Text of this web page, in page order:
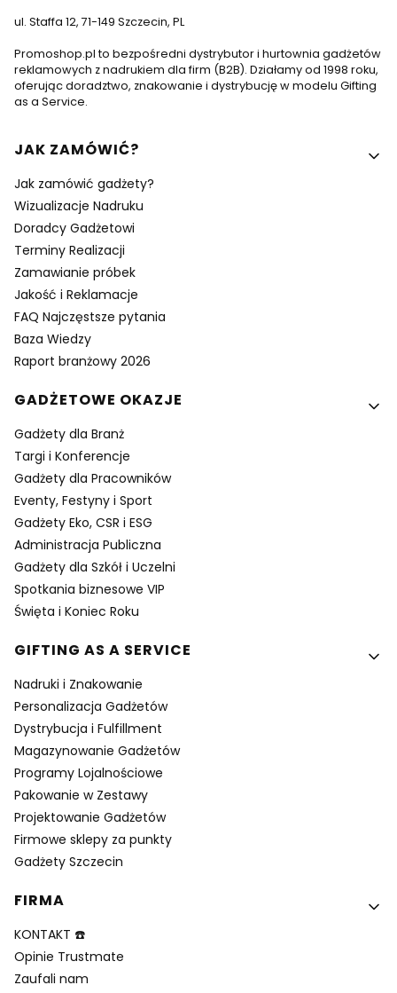
ul. Staffa 12, 71-149 Szczecin, PL
Promoshop.pl to bezpośredni dystrybutor i hurtownia gadżetów
reklamowych z nadrukiem dla firm (B2B). Działamy od 1998 roku,
oferując doradztwo, znakowanie i dystrybucję w modelu Gifting
as a Service.
Linki w stopce
JAK ZAMÓWIĆ?
Jak zamówić gadżety?
Wizualizacje Nadruku
Doradcy Gadżetowi
Terminy Realizacji
Zamawianie próbek
Jakość i Reklamacje
FAQ Najczęstsze pytania
Baza Wiedzy
Raport branżowy 2026
GADŻETOWE OKAZJE
Gadżety dla Branż
Targi i Konferencje
Gadżety dla Pracowników
Eventy, Festyny i Sport
Gadżety Eko, CSR i ESG
Administracja Publiczna
Gadżety dla Szkół i Uczelni
Spotkania biznesowe VIP
Święta i Koniec Roku
GIFTING AS A SERVICE
Nadruki i Znakowanie
Personalizacja Gadżetów
Dystrybucja i Fulfillment
Magazynowanie Gadżetów
Programy Lojalnościowe
Pakowanie w Zestawy
Projektowanie Gadżetów
Firmowe sklepy za punkty
Gadżety Szczecin
FIRMA
KONTAKT ☎️
Opinie Trustmate
Zaufali nam